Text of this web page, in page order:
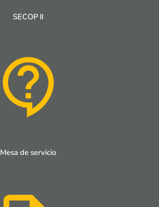
SECOP II
Mesa de servicio